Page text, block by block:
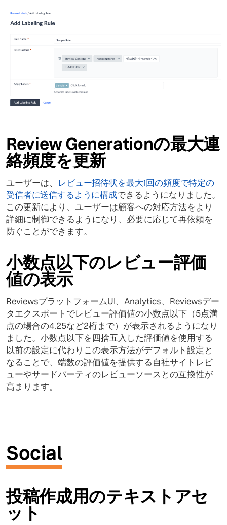
Review Generationの最大連
絡頻度を更新
ユーザーは、 レビュー招待状を最大1回の頻度で特定の
受信者に送信するように構成できるようになりました。
この更新により、ユーザーは顧客への対応方法をより
詳細に制御できるようになり、必要に応じて再依頼を
防ぐことができます。
小数点以下のレビュー評価
値の表示
ReviewsプラットフォームUI、Analytics、Reviewsデー
タエクスポートでレビュー評価値の小数点以下（5点満
点の場合の4.25など2桁まで）が表示されるようになり
ました。小数点以下を四捨五入した評価値を使用する
以前の設定に代わりこの表示方法がデフォルト設定と
なることで、端数の評価値を提供する自社サイトレビ
ューやサードパーティのレビューソースとの互換性が
高まります。
Social
投稿作成用のテキストアセ
ット